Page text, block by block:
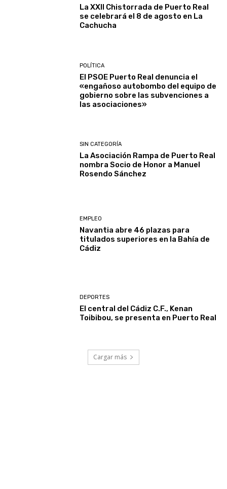
La XXII Chistorrada de Puerto Real
se celebrará el 8 de agosto en La
Cachucha
POLÍTICA
El PSOE Puerto Real denuncia el
«engañoso autobombo del equipo de
gobierno sobre las subvenciones a
las asociaciones»
SIN CATEGORÍA
La Asociación Rampa de Puerto Real
nombra Socio de Honor a Manuel
Rosendo Sánchez
EMPLEO
Navantia abre 46 plazas para
titulados superiores en la Bahía de
Cádiz
DEPORTES
El central del Cádiz C.F., Kenan
Toibibou, se presenta en Puerto Real
Cargar más